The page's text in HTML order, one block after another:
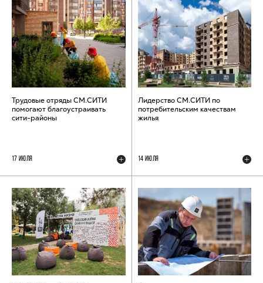
Трудовые отряды СМ.СИТИ
помогают благоустраивать
сити-районы
17 ИЮЛЯ
Лидерство СМ.СИТИ по
потребительским качествам
жилья
14 ИЮЛЯ